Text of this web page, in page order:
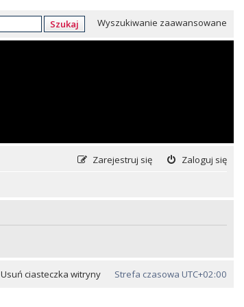
Szukaj Wyszukiwanie zaawansowane
Zaloguj się
Zarejestruj się
Strefa czasowa UTC+02:00
Usuń ciasteczka witryny